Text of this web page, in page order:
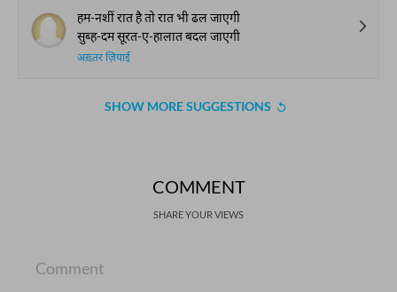
हम-नशीं रात है तो रात भी ढल जाएगी
सुब्ह-दम सूरत-ए-हालात बदल जाएगी
अख़्तर ज़ियाई
SHOW MORE SUGGESTIONS
COMMENT
SHARE YOUR VIEWS
Comment